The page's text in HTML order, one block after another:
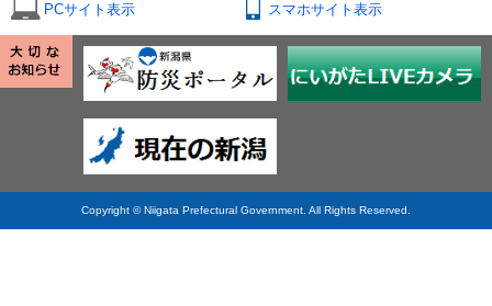
PCサイト表示 スマホサイト表示
Copyright © Niigata Prefectural Government. All Rights Reserved.